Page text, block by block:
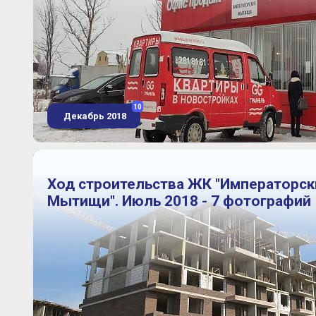
Декабрь 2018
10
Ход строительства ЖК
Мытищи". Июль 2018 - 7 фотографий